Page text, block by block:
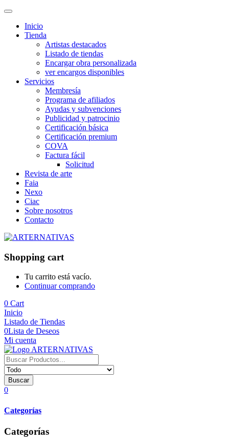
Inicio
Tienda
Artistas destacados
Listado de tiendas
Encargar obra personalizada
ver encargos disponibles
Servicios
Membresía
Programa de afiliados
Ayudas y subvenciones
Publicidad y patrocinio
Certificación básica
Certificación premium
COVA
Factura fácil
Solicitud
Revista de arte
Faia
Nexo
Ciac
Sobre nosotros
Contacto
Shopping cart
Tu carrito está vacío.
Continuar comprando
0 Cart
Inicio
Listado de Tiendas
0Lista de Deseos
Mi cuenta
Buscar
0
Categorías
Categorías